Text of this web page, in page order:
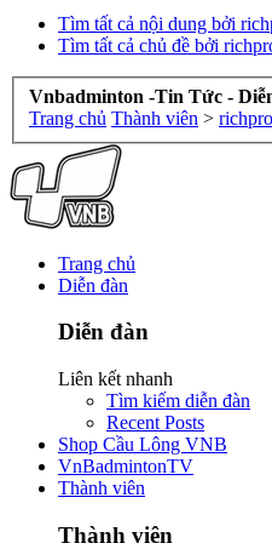
Tìm tất cả nội dung bởi
Tìm tất cả chủ đề bởi
Vnbadminton -Tin Tức -
Trang chủ Thành viên >
Trang chủ
Diễn đàn
Diễn đàn
Liên kết nhanh
Tìm kiếm diễn đàn
Recent Posts
Shop Cầu Lông VNB
VnBadmintonTV
Thành viên
Thành viên